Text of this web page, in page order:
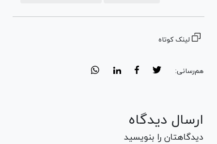
لینک کوتاه
هم‌رسانی:
ارسال دیدگاه
دیدگاهتان را بنویسید